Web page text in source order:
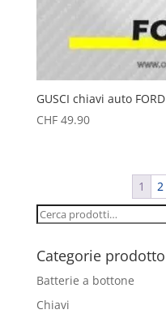
GUSCI chiavi auto FORD
CHF49.90
1 2
Cerca:
Categorie prodotto
Batterie a bottone
Chiavi